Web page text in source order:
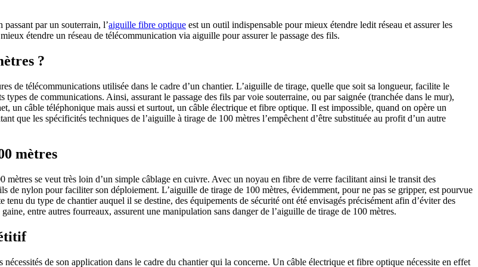
par un souterrain, l’aiguille fibre optique est un outil indispensable pour mieux étendre ledit réseau et assurer les
étendre un réseau de télécommunication via aiguille pour assurer le passage des fils.
?
de télécommunications utilisée dans le cadre d’un chantier. L’aiguille de tirage, quelle que soit sa longueur, facilite le
de communications. Ainsi, assurant le passage des fils par voie souterraine, ou par saignée (tranchée dans le mur),
un câble téléphonique mais aussi et surtout, un câble électrique et fibre optique. Il est impossible, quand on opère un
que les spécificités techniques de l’aiguille à tirage de 100 mètres l’empêchent d’être substituée au profit d’un autre
mètres
se veut très loin d’un simple câblage en cuivre. Avec un noyau en fibre de verre facilitant ainsi le transit des
de nylon pour faciliter son déploiement. L’aiguille de tirage de 100 mètres, évidemment, pour ne pas se gripper, est pourvue
du type de chantier auquel il se destine, des équipements de sécurité ont été envisagés précisément afin d’éviter des
entre autres fourreaux, assurent une manipulation sans danger de l’aiguille de tirage de 100 mètres.
de son application dans le cadre du chantier qui la concerne. Un câble électrique et fibre optique nécessite en effet